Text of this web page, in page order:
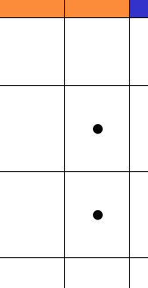
●
●